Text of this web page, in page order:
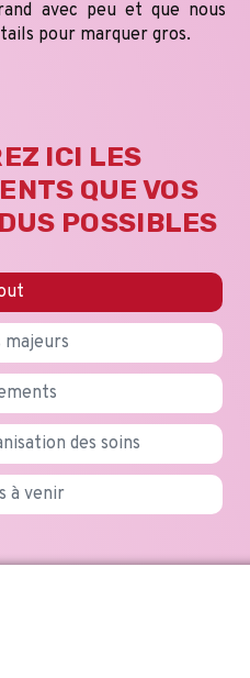
avec peu et que nous
pour marquer gros.
ICI LES
QUE VOS
POSSIBLES
des soins
à venir